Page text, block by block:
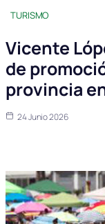
TURISMO
Vicente
de
provincia
24 Junio 2026